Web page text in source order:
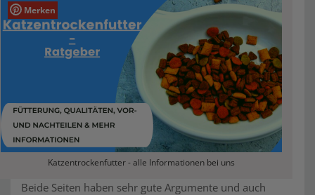
Merken
Katzentrockenfutter - alle Informationen bei uns
Beide Seiten haben sehr gute Argumente und auch